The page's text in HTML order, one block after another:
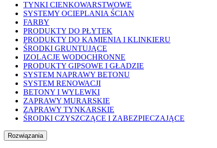
TYNKI CIENKOWARSTWOWE
SYSTEMY OCIEPLANIA ŚCIAN
FARBY
PRODUKTY DO PŁYTEK
PRODUKTY DO KAMIENIA I KLINKIERU
ŚRODKI GRUNTUJĄCE
IZOLACJE WODOCHRONNE
PRODUKTY GIPSOWE I GŁADZIE
SYSTEM NAPRAWY BETONU
SYSTEM RENOWACJI
BETONY I WYLEWKI
ZAPRAWY MURARSKIE
ZAPRAWY TYNKARSKIE
ŚRODKI CZYSZCZĄCE I ZABEZPIECZAJĄCE
Rozwiązania